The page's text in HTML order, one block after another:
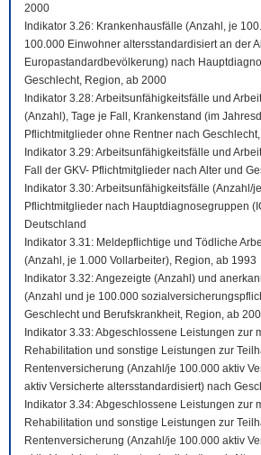
2000
Indikator 3.26: Krankenhausfälle (Anzahl, je
100.000 Einwohner altersstandardisiert an der
Europastandardbevölkerung) nach
Geschlecht, Region, ab 2000
Indikator 3.28: Arbeitsunfähigkeitsfälle und
(Anzahl), Tage je Fall, Krankenstand (im
Pflichtmitglieder ohne Rentner nach
Indikator 3.29: Arbeitsunfähigkeitsfälle und
Fall der GKV- Pflichtmitglieder nach Alter und
Indikator 3.30: Arbeitsunfähigkeitsfälle (Anzahl/
Pflichtmitglieder nach Hauptdiagnosegruppen
Deutschland
Indikator 3.31: Meldepflichtige und Tödliche
(Anzahl, je 1.000 Vollarbeiter), Region, ab 1993
Indikator 3.32: Angezeigte (Anzahl) und
(Anzahl und je 100.000
Geschlecht und Berufskrankheit, Region, ab
Indikator 3.33: Abgeschlossene Leistungen zur
Rehabilitation und sonstige Leistungen zur
Rentenversicherung (Anzahl/je 100.000 aktiv
aktiv Versicherte altersstandardisiert) nach
Indikator 3.34: Abgeschlossene Leistungen zur
Rehabilitation und sonstige Leistungen zur
Rentenversicherung (Anzahl/je 100.000 aktiv